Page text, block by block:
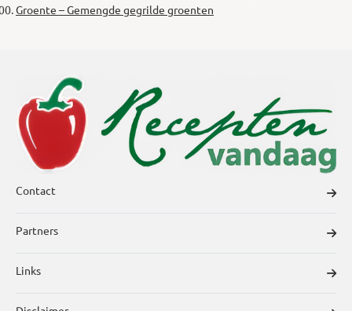
Groente – Gemengde gegrilde groenten
Contact
Partners
Links